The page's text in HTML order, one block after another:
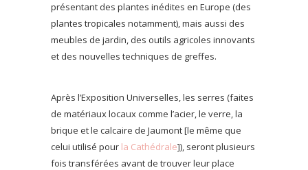
présentant des plantes inédites en Europe (des
plantes tropicales notamment), mais aussi des
meubles de jardin, des outils agricoles innovants
et des nouvelles techniques de greffes.
Après l’Exposition Universelles, les serres (faites
de matériaux locaux comme l’acier, le verre, la
brique et le calcaire de Jaumont [le même que
celui utilisé pour la Cathédrale]), seront plusieurs
fois transférées avant de trouver leur place